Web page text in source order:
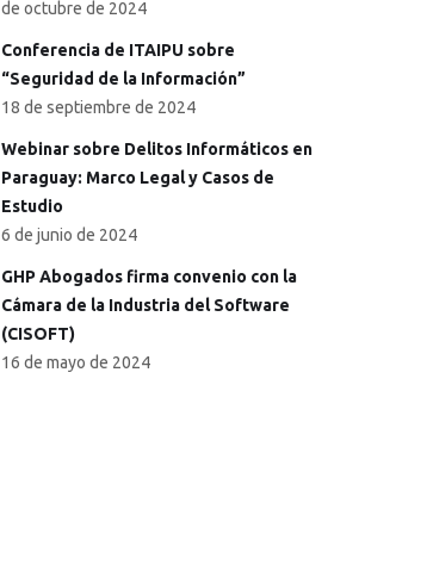
de octubre de 2024
Conferencia de ITAIPU sobre
“Seguridad de la Información”
18 de septiembre de 2024
Webinar sobre Delitos Informáticos en
Paraguay: Marco Legal y Casos de
Estudio
6 de junio de 2024
GHP Abogados firma convenio con la
Cámara de la Industria del Software
(CISOFT)
16 de mayo de 2024